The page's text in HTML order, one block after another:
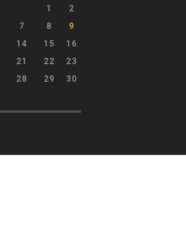
1
2
7 8
9
14 15
16
21 22
23
28 29
30